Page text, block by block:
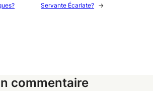
Servante Écarlate? →
commentaire